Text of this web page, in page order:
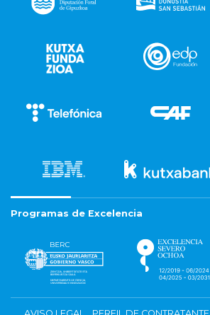
Programas de Excelencia